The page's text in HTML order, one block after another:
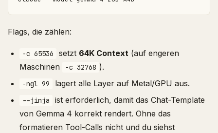
Flags, die zählen:
-c 65536 setzt 64K Context (auf engeren
Maschinen
-c 32768 ).
-ngl 99 lagert alle Layer auf Metal/GPU aus.
--jinja
ist erforderlich, damit das Chat-Template
von Gemma 4 korrekt rendert. Ohne das
formatieren Tool-Calls nicht und du siehst